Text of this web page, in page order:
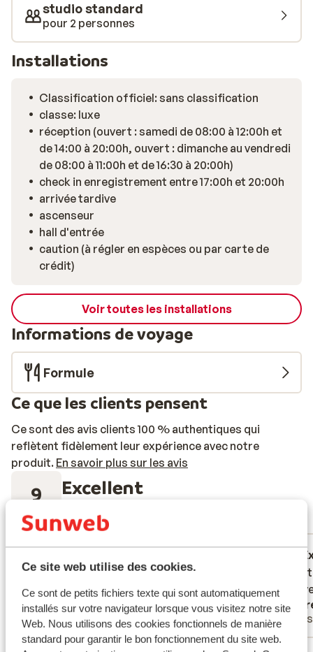
Ce site web utilise des cookies.
Ce sont de petits fichiers texte qui sont automatiquement
installés sur votre navigateur lorsque vous visitez notre site
Web. Nous utilisons des cookies fonctionnels de manière
standard pour garantir le bon fonctionnement du site web.
studio standard
pour 2 personnes
Installations
Classification officiel: sans classification
classe: luxe
réception (ouvert : samedi de 08:00 à 12:00h et
de 14:00 à 20:00h, ouvert : dimanche au vendredi
de 08:00 à 11:00h et de 16:30 à 20:00h)
check in enregistrement entre 17:00h et 20:00h
arrivée tardive
ascenseur
hall d'entrée
caution (à régler en espèces ou par carte de
crédit)
Voir toutes les installations
Informations de voyage
Formule
Ce que les clients pensent
Ce sont des avis clients 100 % authentiques qui
reflètent fidèlement leur expérience avec notre
produit. En savoir plus sur les avis
9 Excellent
Réservé principalement par familles
Globalement bien. Très bonne résidence !
Globalement bien. Très bonne résidence !
Anonyme
Couples
Amis